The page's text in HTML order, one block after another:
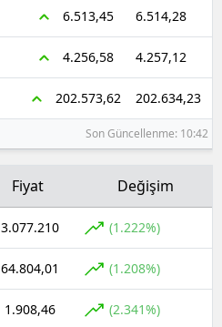
6.513,45 6.514,28
4.256,58 4.257,12
202.573,62 202.634,23
Son Güncellenme: 10:42
Fiyat Değişim
3.077.210 (1.222%)
64.804,01 (1.208%)
1.908,46 (2.341%)